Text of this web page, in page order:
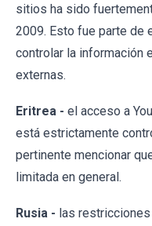
sitios ha sido
2009. Esto fue parte de
controlar la información
externas.
Eritrea - el acceso a
está estrictamente
pertinente mencionar
limitada en general.
Rusia - las restricciones